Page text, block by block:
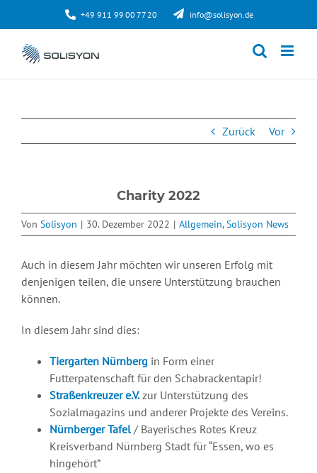
springen
+49 911 99 00 77 20 info@solisyon.de
Zurück Vor
Charity 2022
Von Solisyon | 30. Dezember 2022 | Allgemein,Solisyon News
Auch in diesem Jahr möchten wir unseren Erfolg mit
denjenigen teilen, die unsere Unterstützung brauchen
können.
In diesem Jahr sind dies:
Tiergarten Nürnberg in Form einer
Futterpatenschaft für den Schabrackentapir!
Straßenkreuzer e.V.zur Unterstützung des
Sozialmagazins und anderer Projekte des Vereins.
Nürnberger Tafel/ Bayerisches Rotes Kreuz
Kreisverband Nürnberg Stadt für “Essen, wo es
hingehört”